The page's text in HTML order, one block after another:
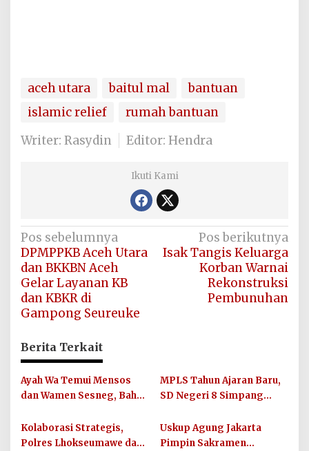
aceh utara baitul mal
bantuan
islamic relief
rumah bantuan
Writer: Rasydin
Editor: Hendra
Ikuti Kami
Navigasi
pos
Pos sebelumnya
DPMPPKB Aceh Utara
dan BKKBN Aceh
Gelar Layanan KB
dan KBKR di
Gampong Seureuke
Pos berikutnya
Isak Tangis Keluarga
Korban Warnai
Rekonstruksi
Pembunuhan
Berita Terkait
Ayah Wa Temui Mensos
dan Wamen Sesneg, Bahas
Dana Direktif Presiden
MPLS Tahun Ajaran Baru,
SD Negeri 8 Simpang
Sekolah Berkualitas dan
Berkarakter
Kolaborasi Strategis,
Polres Lhokseumawe dan
Uskup Agung Jakarta
Pimpin Sakramen